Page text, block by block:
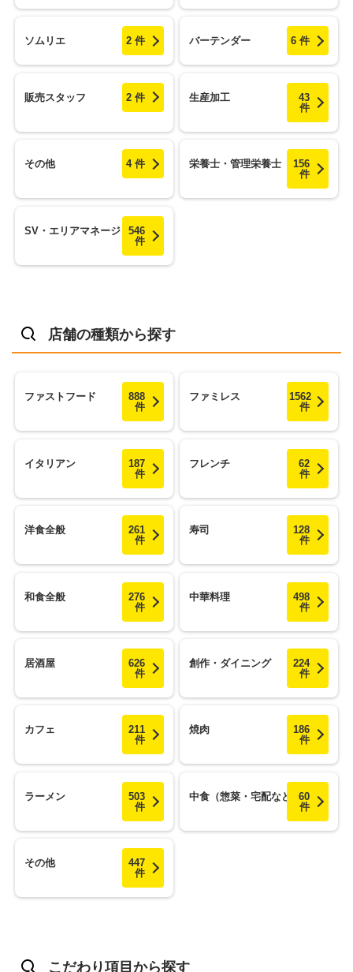
ソムリエ 2 件 バーテンダー 6 件
販売スタッフ 2 件 生産加工
43
件
その他 4 件 栄養士・管理栄養士
156
件
SV・エリアマネージャー候補
546
件
店舗の種類から探す
ファストフード
888
件
ファミレス
1562
件
イタリアン
187
件
フレンチ
62
件
洋食全般
261
件
寿司
128
件
和食全般
276
件
中華料理
498
件
居酒屋
626
件
創作・ダイニング
224
件
カフェ
211
件
焼肉
186
件
ラーメン
503
件
中食（惣菜・宅配など）60
件
その他
447
件
こだわり項目から探す